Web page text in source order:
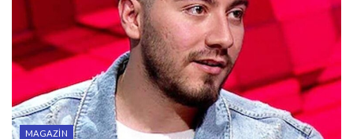
MAGAZIN